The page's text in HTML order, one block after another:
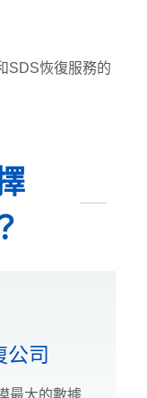
SDS恢復服務的
公司
最大的數據